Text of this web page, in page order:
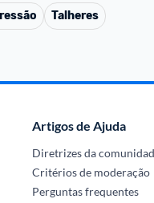
Talheres
Artigos de Ajuda
Diretrizes da
Critérios de moderação
Perguntas frequentes